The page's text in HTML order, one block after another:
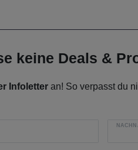
keine Deals &
Infoletter an! So verpasst du